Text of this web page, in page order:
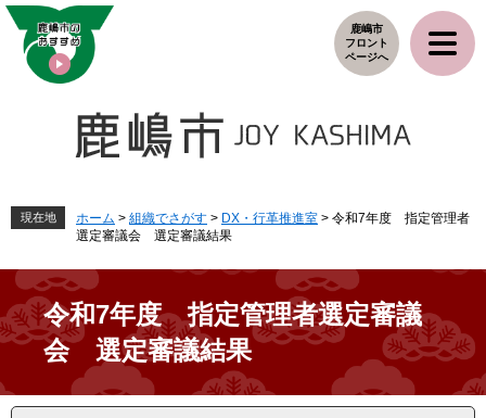
ペ
メ
鹿嶋市
フロント
ページへ
現在地 ホーム > 組織でさがす > DX・行革推進室 > 令和7年度 指定管理者
選定審議会 選定審議結果
令和7年度 指定管理者選定審議
会 選定審議結果